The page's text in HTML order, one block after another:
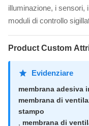
illuminazione, i sensori,
moduli di controllo
Product Custom
Evidenziare
membrana adesiva
membrana di
stampo
membrana di